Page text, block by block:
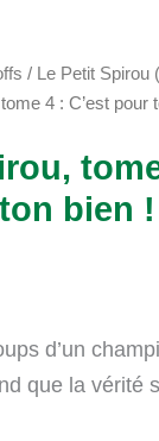
/ Le Petit Spirou
4 : C’est pour
bien !
d’un
que la vérité